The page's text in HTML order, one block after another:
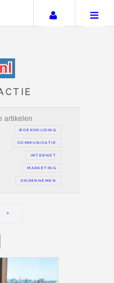
Uw
REDACTIE
De Redactie artikelen